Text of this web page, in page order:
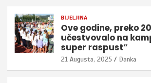
BIJELJINA
Ove godine, preko
učestvovalo na
super raspust”
21 Augusta, 2025 Danka